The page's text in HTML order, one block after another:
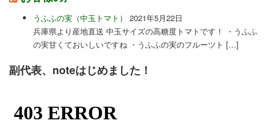
うふふの実（中玉トマト）
2021年5月22日
兵庫県より産地直送 中玉サイズの高糖度トマトです！ ・うふふ
の実甘くておいしいですね ・うふふの実のフルーツト […]
副代表、noteはじめました！